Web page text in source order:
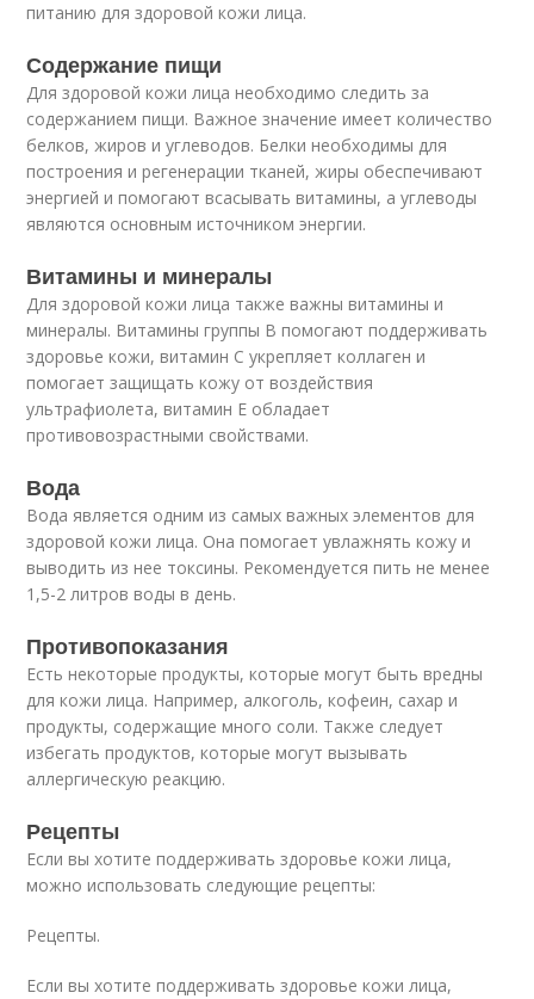
питанию для здоровой кожи лица.
Содержание пищи
Для здоровой кожи лица необходимо следить за
содержанием пищи. Важное значение имеет количество
белков, жиров и углеводов. Белки необходимы для
построения и регенерации тканей, жиры обеспечивают
энергией и помогают всасывать витамины, а углеводы
являются основным источником энергии.
Витамины и минералы
Для здоровой кожи лица также важны витамины и
минералы. Витамины группы B помогают поддерживать
здоровье кожи, витамин C укрепляет коллаген и
помогает защищать кожу от воздействия
ультрафиолета, витамин E обладает
противовозрастными свойствами.
Вода
Вода является одним из самых важных элементов для
здоровой кожи лица. Она помогает увлажнять кожу и
выводить из нее токсины. Рекомендуется пить не менее
1,5-2 литров воды в день.
Противопоказания
Есть некоторые продукты, которые могут быть вредны
для кожи лица. Например, алкоголь, кофеин, сахар и
продукты, содержащие много соли. Также следует
избегать продуктов, которые могут вызывать
аллергическую реакцию.
Рецепты
Если вы хотите поддерживать здоровье кожи лица,
можно использовать следующие рецепты:
Рецепты.
Если вы хотите поддерживать здоровье кожи лица,